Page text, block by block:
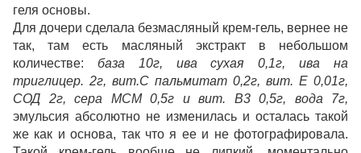
геля основы.
Для дочери сделала безмасляный крем-гель, вернее не
так, там есть масляный экстракт в небольшом
количестве: база 10г, ива сухая 0,1г, ива на
триглицер. 2г, вит.С пальмитат 0,2г, вит. Е 0,01г,
СОД 2г, сера МСМ 0,5г и вит. В3 0,5г, вода 7г,
эмульсия абсолютно не изменилась и осталась такой
же как и основа, так что я ее и не фотографировала.